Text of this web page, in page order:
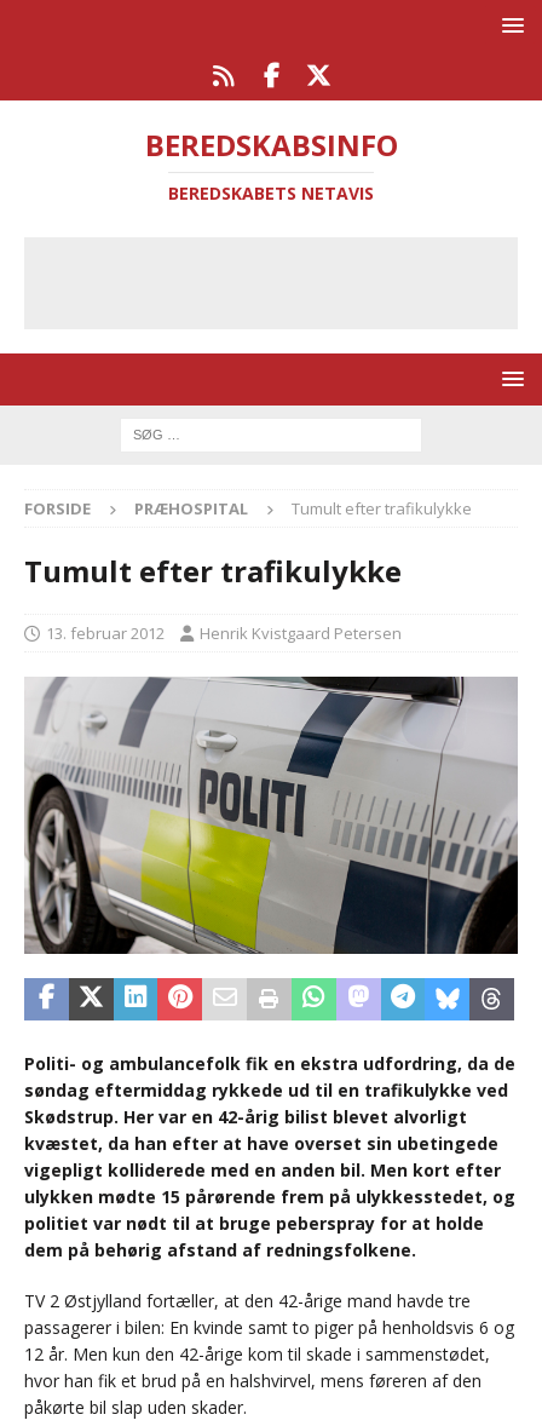
BEREDSKABSINFO
BEREDSKABETS NETAVIS
FORSIDE PRÆHOSPITAL Tumult efter trafikulykke
Tumult efter trafikulykke
13. februar 2012 Henrik Kvistgaard Petersen
Politi- og ambulancefolk fik en ekstra udfordring, da de
søndag eftermiddag rykkede ud til en trafikulykke ved
Skødstrup. Her var en 42-årig bilist blevet alvorligt
kvæstet, da han efter at have overset sin ubetingede
vigepligt kolliderede med en anden bil. Men kort efter
ulykken mødte 15 pårørende frem på ulykkesstedet, og
politiet var nødt til at bruge peberspray for at holde
dem på behørig afstand af redningsfolkene.
TV 2 Østjylland fortæller, at den 42-årige mand havde tre
passagerer i bilen: En kvinde samt to piger på henholdsvis 6 og
12 år. Men kun den 42-årige kom til skade i sammenstødet,
hvor han fik et brud på en halshvirvel, mens føreren af den
påkørte bil slap uden skader.